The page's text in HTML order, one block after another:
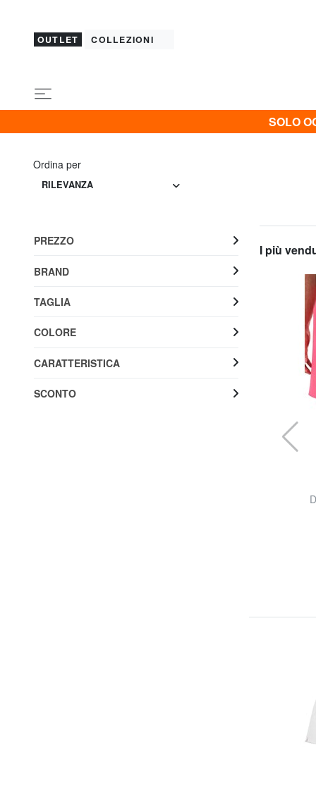
OUTLET COLLEZIONI
SOLO
Ordina per
RILEVANZA
I più
PREZZO
BRAND
TAGLIA
COLORE
CARATTERISTICA
SCONTO